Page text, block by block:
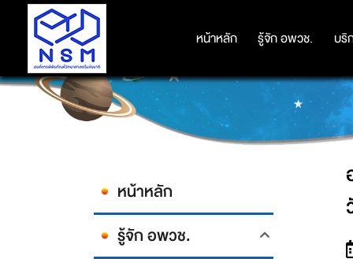
หน้าหลัก รู้จัก อพวช. บริ
หน้าหลัก รู้จัก อพวช. บริ
องค์การพิพิธภัณฑ์วิทยาศาสตร์แห่ง
หน้าหลัก
รู้จัก อพวช.